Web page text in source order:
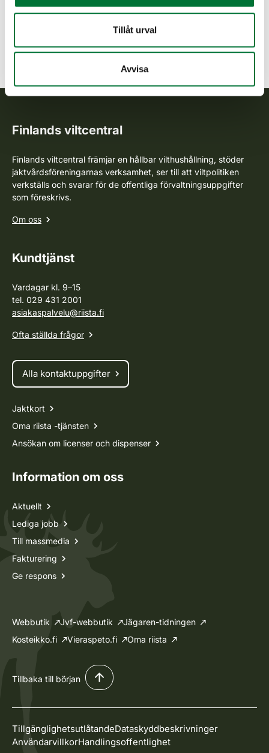
Tillåt urval
Avvisa
jaktvårdsförening eller
Finlands viltcentrals
regionkontoret.
Finlands viltcentral
Finlands viltcentral främjar en hållbar vilthushållning, stöder
jaktvårdsföreningarnas verksamhet, ser till att viltpolitiken
verkställs och svarar för de offentliga förvaltningsuppgifter
som föreskrivs.
Om oss
Kundtjänst
Vardagar kl. 9–15
tel. 029 431 2001
asiakaspalvelu@riista.fi
Ofta ställda frågor
Alla kontaktuppgifter
Jaktkort
Oma riista -tjänsten
Ansökan om licenser och dispenser
Information om oss
Aktuellt
Lediga jobb
Till massmedia
Fakturering
Ge respons
Webbutik Jvf-webbutik
Jägaren-tidningen
Kosteikko.fi
Vieraspeto.fi Oma riista
Tillbaka till början
TillgänglighetsutlåtandeDataskyddbeskrivninger
AnvändarvillkorHandlingsoffentlighet